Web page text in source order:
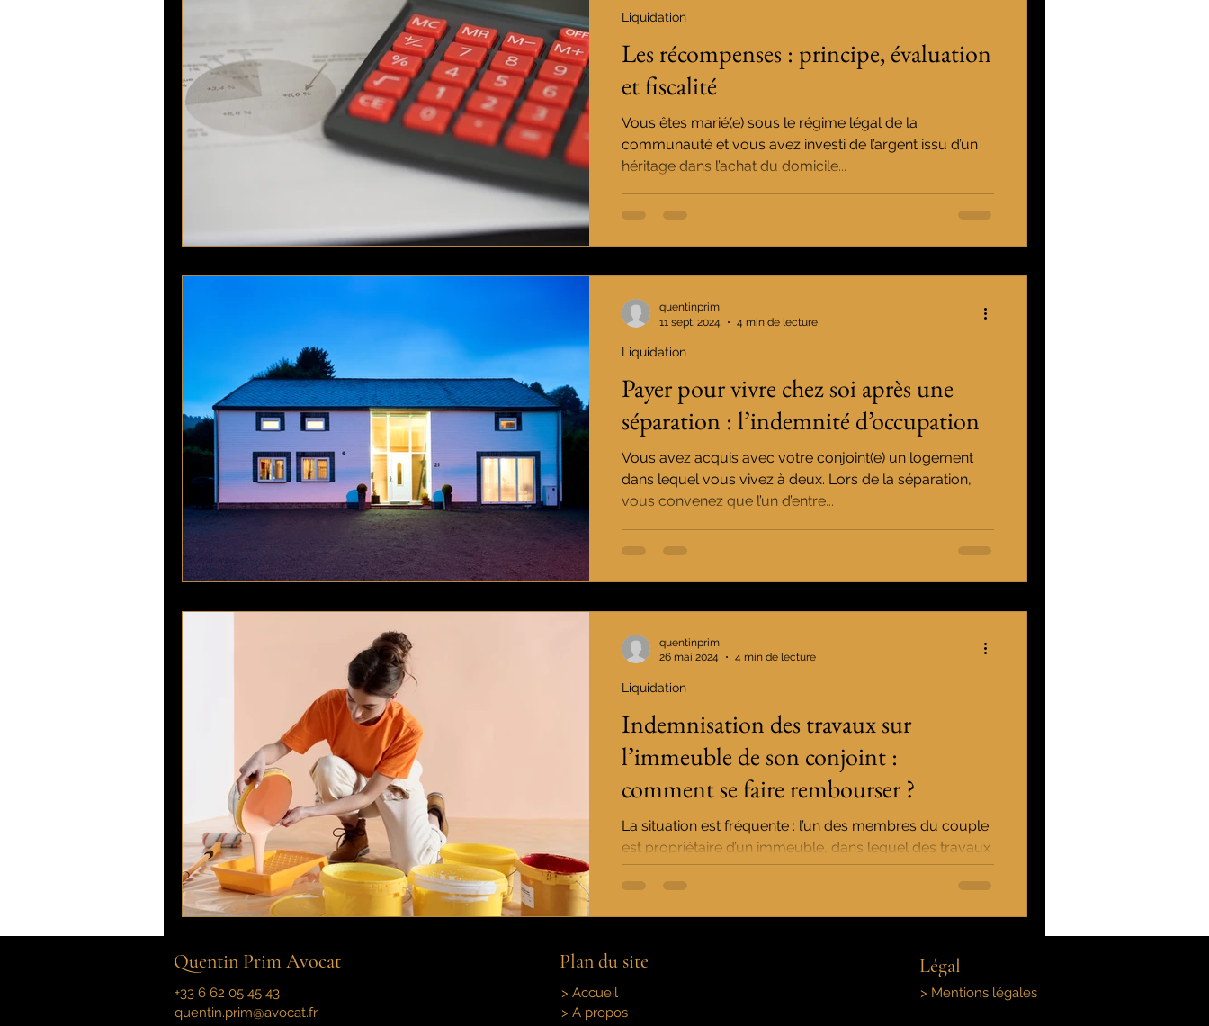
Les récompenses : principe, évaluation
et fiscalité
Vous êtes marié(e) sous le régime légal de la
communauté et vous avez investi de l’argent issu d’un
héritage dans l’achat du domicile...
Liquidation
Payer pour vivre chez soi après une
séparation : l’indemnité d’occupation
Vous avez acquis avec votre conjoint(e) un logement
dans lequel vous vivez à deux. Lors de la séparation,
vous convenez que l’un d’entre...
Liquidation
quentinprim
11 sept. 2024
4 min de lecture
Indemnisation des travaux sur
l’immeuble de son conjoint :
comment se faire rembourser ?
La situation est fréquente : l’un des membres du couple
est propriétaire d’un immeuble, dans lequel des travaux
sont nécessaires (pose...
Liquidation
quentinprim
26 mai 2024
4 min de lecture
Quentin Prim Avocat
quentin.prim@avocat.fr
+33 6 62 05 45 43
Plan du site
> Accueil
> A propos
Légal
> Mentions légales